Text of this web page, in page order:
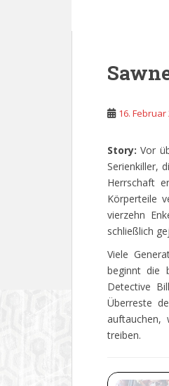
16. Februar
Story:Vor
Serienkiller,
Herrschaft
Körperteile
vierzehn
schließlich
Viele
beginnt die
Detective
Überreste
auftauchen,
treiben.